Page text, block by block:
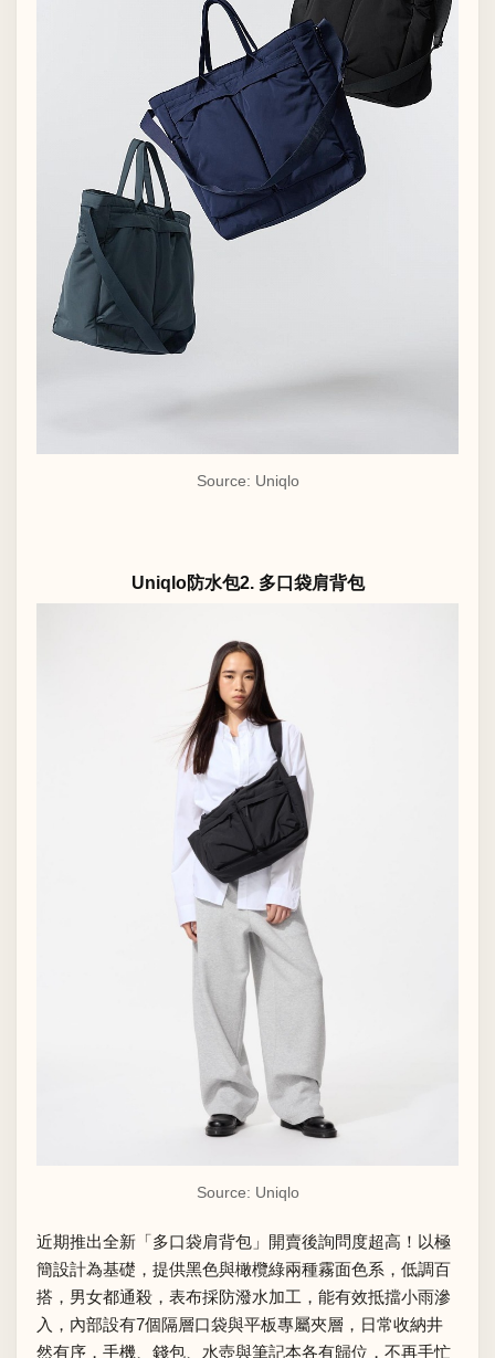
Source: Uniqlo
Uniqlo防水包2. 多口袋肩背包
Source: Uniqlo
近期推出全新「多口袋肩背包 」開賣後詢問度超高！以極
簡設計為基礎，提供黑色與橄欖綠兩種霧面色系，低調百
搭，男女都通殺，表布採防潑水加工，能有效抵擋小雨滲
入，內部設有7個隔層口袋與平板專屬夾層，日常收納井
然有序，手機、錢包、水壺與筆記本各有歸位，不再手忙